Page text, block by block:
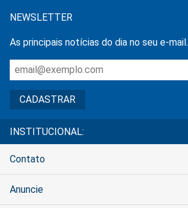
NEWSLETTER
As principais notícias do dia no seu e-mail.
INSTITUCIONAL:
Contato
Anuncie